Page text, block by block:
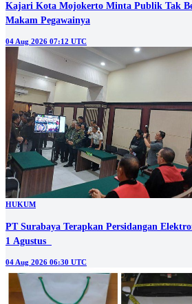
Kajari Kota Mojokerto Minta Publik Tak
Makam Pegawainya
04 Aug 2026 07:12 UTC
HUKUM
PT Surabaya Terapkan Persidangan
1 Agustus
04 Aug 2026 06:30 UTC